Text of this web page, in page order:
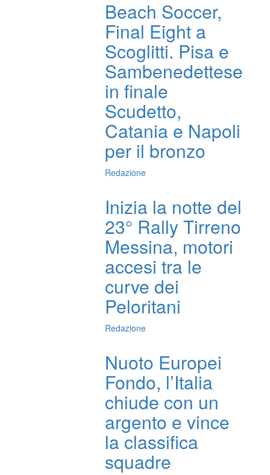
Beach Soccer,
Final Eight a
Scoglitti. Pisa e
Sambenedettese
in finale
Scudetto,
Catania e Napoli
per il bronzo
Redazione
Inizia la notte del
23° Rally Tirreno
Messina, motori
accesi tra le
curve dei
Peloritani
Redazione
Nuoto Europei
Fondo, l’Italia
chiude con un
argento e vince
la classifica
squadre